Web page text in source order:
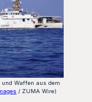
Waffen aus dem
/ ZUMA Wire)